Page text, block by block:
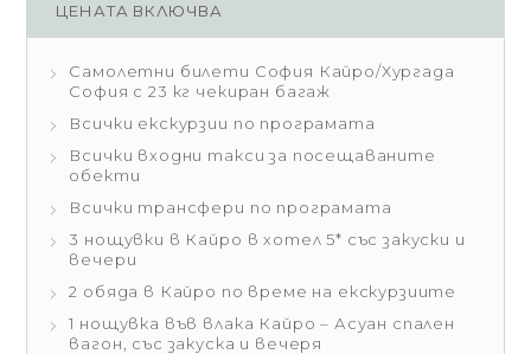
ЦЕНАТА ВКЛЮЧВА
Самолетни билети София Кайро/Хургада
София с 23 кг чекиран багаж
Всички екскурзии по програмата
Всички входни такси за посещаваните
обекти
Всички трансфери по програмата
3 нощувки в Кайро в хотел 5* със закуски и
вечери
2 обяда в Кайро по време на екскурзиите
1 нощувка във влака Кайро – Асуан спален
вагон, със закуска и вечеря